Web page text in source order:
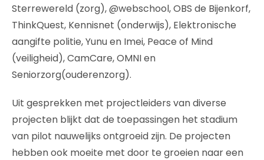
Sterrewereld (zorg), @webschool, OBS de Bijenkorf,
ThinkQuest, Kennisnet (onderwijs), Elektronische
aangifte politie, Yunu en Imei, Peace of Mind
(veiligheid), CamCare, OMNI en
Seniorzorg(ouderenzorg).
Uit gesprekken met projectleiders van diverse
projecten blijkt dat de toepassingen het stadium
van pilot nauwelijks ontgroeid zijn. De projecten
hebben ook moeite met door te groeien naar een